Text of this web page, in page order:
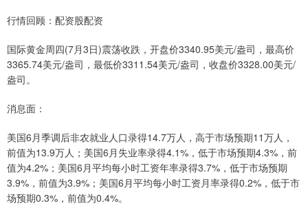
行情回顾：配资股配资
国际黄金周四(7月3日)震荡收跌，开盘价3340.95美元/盎司，最高价
3365.74美元/盎司，最低价3311.54美元/盎司，收盘价3328.00美元/
盎司。
消息面：
美国6月季调后非农就业人口录得14.7万人，高于市场预期11万人，
前值为13.9万人；美国6月失业率录得4.1%，低于市场预期4.3%，前
值为4.2%；美国6月平均每小时工资年率录得3.7%，低于市场预期
3.9%，前值为3.9%；美国6月平均每小时工资月率录得0.2%，低于市
场预期0.3%，前值为0.4%。